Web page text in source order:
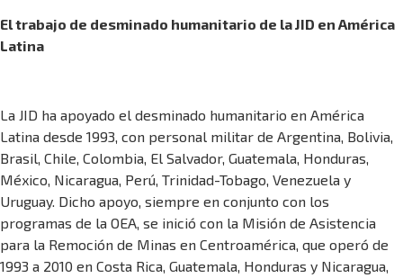
El trabajo de desminado humanitario de la JID en América
Latina
La JID ha apoyado el desminado humanitario en América
Latina desde 1993, con personal militar de Argentina, Bolivia,
Brasil, Chile, Colombia, El Salvador, Guatemala, Honduras,
México, Nicaragua, Perú, Trinidad-Tobago, Venezuela y
Uruguay. Dicho apoyo, siempre en conjunto con los
programas de la OEA, se inició con la Misión de Asistencia
para la Remoción de Minas en Centroamérica, que operó de
1993 a 2010 en Costa Rica, Guatemala, Honduras y Nicaragua,